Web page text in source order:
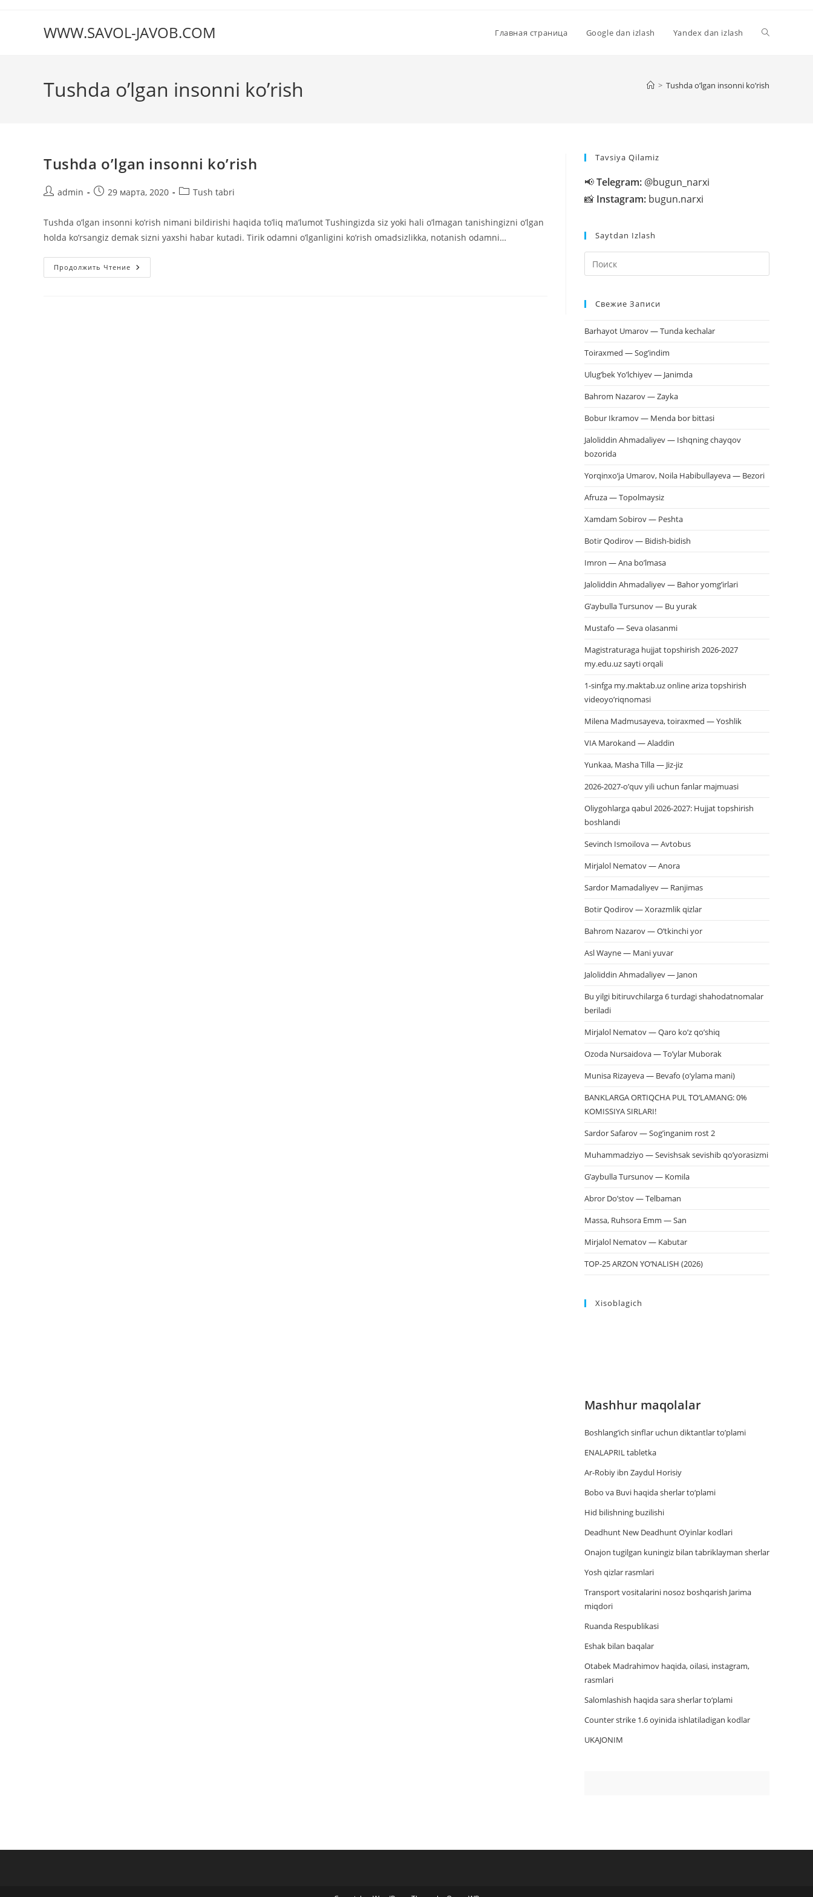
содержимомуWWW.SAVOL-JAVOB.COM Главная страница Google dan izlash Yandex dan izlash
Tushda o’lgan insonni ko’rish > Tushda o’lgan insonni ko’rish
Tushda o’lgan insonni ko’rish
Авторadmin
Запись29 марта, 2020
Рубрика
Tush tabri
Tushda o’lgan insonni ko’rish nimani bildirishi haqida to’liq ma’lumot Tushingizda siz yoki hali o’lmagan tanishingizni o’lgan
holda ko’rsangiz demak sizni yaxshi habar kutadi. Tirik odamni o’lganligini ko’rish omadsizlikka, notanish odamni…
Продолжить Чтение Tushda
O’lgan
Tavsiya Qilamiz
📢Telegram: @bugun_narxi
📸 Instagram: bugun.narxi
Saytdan Izlash
клавишу
Свежие Записи
Barhayot Umarov — Tunda kechalar
Toiraxmed — Sog’indim
Ulug’bek Yo’lchiyev — Janimda
Bahrom Nazarov — Zayka
Bobur Ikramov — Menda bor bittasi
Jaloliddin Ahmadaliyev — Ishqning chayqov
bozorida
Yorqinxo’ja Umarov, Noila Habibullayeva — Bezori
Afruza — Topolmaysiz
Xamdam Sobirov — Peshta
Botir Qodirov — Bidish-bidish
Imron — Ana bo’lmasa
Jaloliddin Ahmadaliyev — Bahor yomg’irlari
G’aybulla Tursunov — Bu yurak
Mustafo — Seva olasanmi
Magistraturaga hujjat topshirish 2026-2027
my.edu.uz sayti orqali
1-sinfga my.maktab.uz online ariza topshirish
videoyo’riqnomasi
Milena Madmusayeva, toiraxmed — Yoshlik
VIA Marokand — Aladdin
Yunkaa, Masha Tilla — Jiz-jiz
2026-2027-o’quv yili uchun fanlar majmuasi
Oliygohlarga qabul 2026-2027: Hujjat topshirish
boshlandi
Sevinch Ismoilova — Avtobus
Mirjalol Nematov — Anora
Sardor Mamadaliyev — Ranjimas
Botir Qodirov — Xorazmlik qizlar
Bahrom Nazarov — O’tkinchi yor
Asl Wayne — Mani yuvar
Jaloliddin Ahmadaliyev — Janon
Bu yilgi bitiruvchilarga 6 turdagi shahodatnomalar
beriladi
Mirjalol Nematov — Qaro ko’z qo’shiq
Ozoda Nursaidova — To’ylar Muborak
Munisa Rizayeva — Bevafo (o’ylama mani)
BANKLARGA ORTIQCHA PUL TO‘LAMANG: 0%
KOMISSIYA SIRLARI!
Sardor Safarov — Sog’inganim rost 2
Muhammadziyo — Sevishsak sevishib qo’yorasizmi
G’aybulla Tursunov — Komila
Abror Do’stov — Telbaman
Massa, Ruhsora Emm — San
Mirjalol Nematov — Kabutar
TOP-25 ARZON YO‘NALISH (2026)
Xisoblagich
Mashhur maqolalar
Boshlang’ich sinflar uchun diktantlar to’plami
ENALAPRIL tabletka
Ar-Robiy ibn Zaydul Horisiy
Bobo va Buvi haqida sherlar to‘plami
Hid bilishning buzilishi
Deadhunt New Deadhunt O’yinlar kodlari
Onajon tugilgan kuningiz bilan tabriklayman sherlar
Yosh qizlar rasmlari
Trаnsport vositаlаrini nosoz boshqаrish Jаrimа
miqdori
Ruanda Respublikasi
Eshak bilan baqalar
Otabek Madrahimov haqida, oilasi, instagram,
rasmlari
Salomlashish haqida sara sherlar to‘plami
Counter strike 1.6 oyinida ishlatiladigan kodlar
UKAJONIM